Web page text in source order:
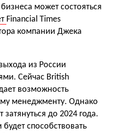
может состояться
Financial Times
компании Джека
из России
Сейчас British
возможность
менеджменту. Однако
до 2024 года.
способствовать